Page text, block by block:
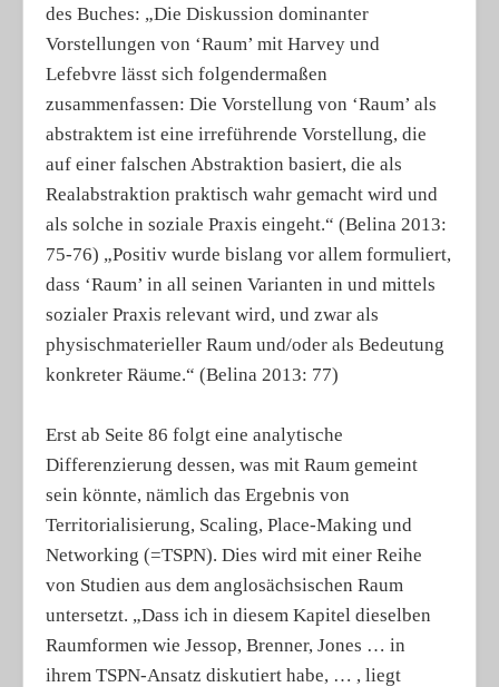
des Buches: „Die Diskussion dominanter
Vorstellungen von ‘Raum’ mit Harvey und
Lefebvre lässt sich folgendermaßen
zusammenfassen: Die Vorstellung von ‘Raum’ als
abstraktem ist eine irreführende Vorstellung, die
auf einer falschen Abstraktion basiert, die als
Realabstraktion praktisch wahr gemacht wird und
als solche in soziale Praxis eingeht.“ (Belina 2013:
75-76) „Positiv wurde bislang vor allem formuliert,
dass ‘Raum’ in all seinen Varianten in und mittels
sozialer Praxis relevant wird, und zwar als
physischmaterieller Raum und/oder als Bedeutung
konkreter Räume.“ (Belina 2013: 77)
Erst ab Seite 86 folgt eine analytische
Differenzierung dessen, was mit Raum gemeint
sein könnte, nämlich das Ergebnis von
Territorialisierung, Scaling, Place-Making und
Networking (=TSPN). Dies wird mit einer Reihe
von Studien aus dem anglosächsischen Raum
untersetzt. „Dass ich in diesem Kapitel dieselben
Raumformen wie Jessop, Brenner, Jones … in
ihrem TSPN-Ansatz diskutiert habe, … , liegt